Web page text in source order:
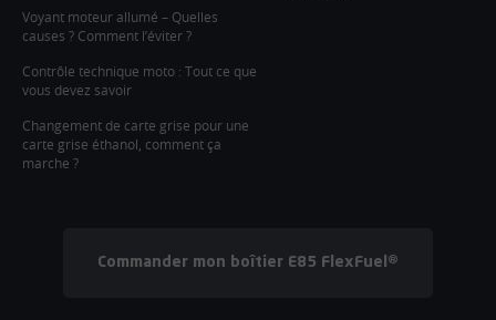
Voyant moteur allumé – Quelles
causes ? Comment l’éviter ?
Contrôle technique moto : Tout ce que
vous devez savoir
Changement de carte grise pour une
carte grise éthanol, comment ça
marche ?
Commander mon boîtier E85 FlexFuel®